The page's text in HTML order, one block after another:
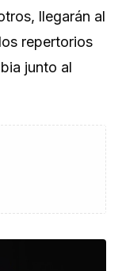
llegarán al
repertorios
junto al